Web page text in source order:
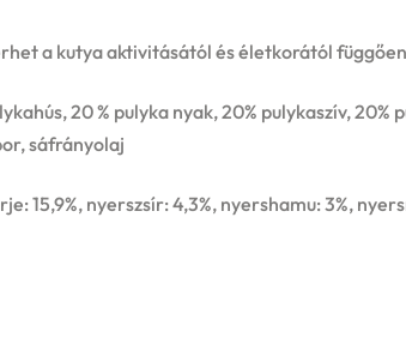
a kutya aktivitásától és életkorától
20 % pulyka nyak, 20% pulykaszív, 20%
sáfrányolaj
15,9%, nyerszsír: 4,3%, nyershamu: 3%,